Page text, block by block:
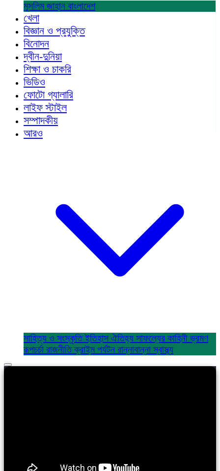
মুসলিম জাহান বাংলাদেশ
খেলা
বিজ্ঞান ও প্রযুক্তি
বিনোদন
দ্বীন-দুনিয়া
শিক্ষা ও চাকরি
ভিডিও
ফোটো গ্যালারি
লাইফ স্টাইল
সম্পাদকীয়
আরও
সাহিত্য ও সংস্কৃতিইতিহাস ঐতিহ্য সাফল্যের কাহিনীভ্রমণ
রূপচর্চা রাজনীতিক্রাইম পর্যটন রান্নাবান্নাস্বাস্থ্য